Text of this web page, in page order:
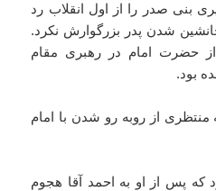
بنی صدر را از اول انقلاب رد
شدن پدر بزرگوارش نکرد.
حضرت امام در رهبری مقام
بود.
منتظری از روبه رو شدن با امام
که پس از او به احمد آقا هجوم